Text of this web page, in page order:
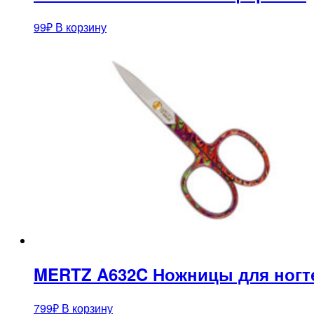
99₽ В корзину
MERTZ A632C Ножницы для
799₽ В корзину